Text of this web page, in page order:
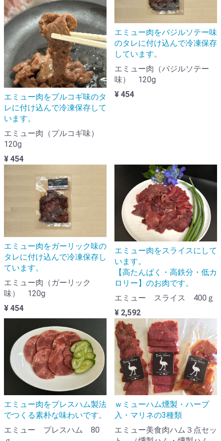
エミュー肉をプルコギ味のタ
レに付け込んで冷凍保存して
います。
エミュー肉（プルコギ味）
120g
¥ 454
エミュー肉をバジルソテー味
のタレに付け込んで冷凍保存
しています。
エミュー肉（バジルソテー
味） 120g
¥ 454
エミュー肉をガーリック味の
タレに付け込んで冷凍保存し
ています。
エミュー肉（ガーリック
味） 120g
¥ 454
エミュー肉をスライスにして
います。
【高たんぱく・高鉄分・低カ
ロリー】のお肉です。
エミュー スライス 400ｇ
¥ 2,592
エミュー肉をプレスハム製法
でつくる素朴な味わいです。
エミュー プレスハム 80
ｗミューハム燻製・ハーブ
入・マリネの3種類
エミュー美食肉ハム３点セッ